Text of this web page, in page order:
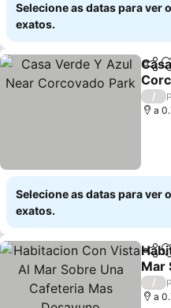
Selecione as datas para ver
exatos.
/
a
Selecione as datas para ver
exatos.
Mar
Mas
/
a